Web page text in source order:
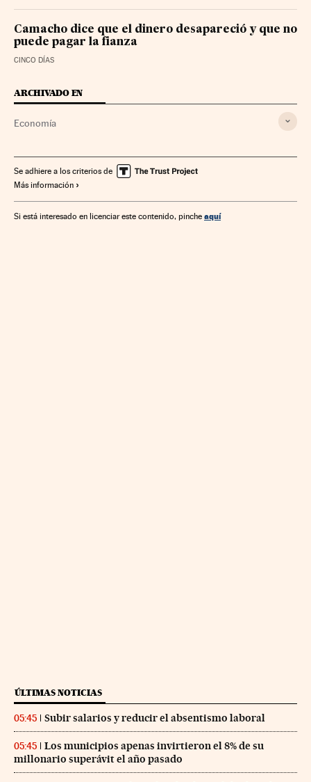
Camacho dice que el dinero desapareció y que no
puede pagar la fianza
CINCO DÍAS
ARCHIVADO EN
Economía
Se adhiere a los criterios de
Más información
Si está interesado en licenciar este contenido, pinche aquí
ÚLTIMAS NOTICIAS
05:45 Subir salarios y reducir el absentismo laboral
05:45
Los municipios apenas invirtieron el 8% de su
millonario superávit el año pasado